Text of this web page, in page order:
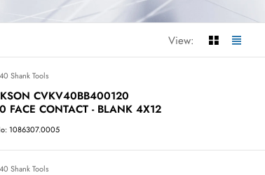
View:
Shank Tools
CVKV40BB400120
FACE CONTACT - BLANK 4X12
1086307.0005
Shank Tools